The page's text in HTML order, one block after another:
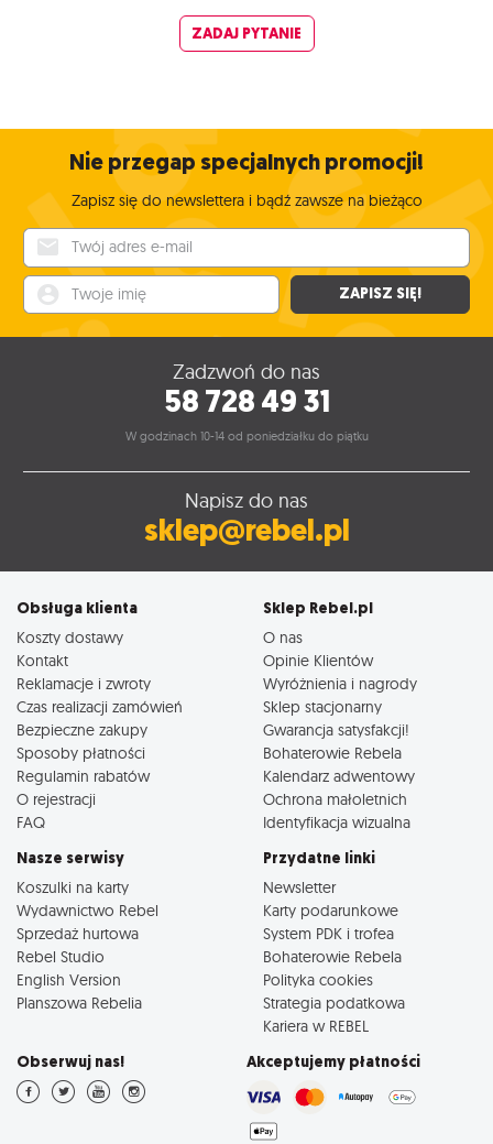
ZADAJ PYTANIE
Nie przegap specjalnych promocji!
Zapisz się do newslettera i bądź zawsze na bieżąco
ZAPISZ SIĘ!
Zadzwoń do nas
58 728 49 31
W godzinach 10-14 od poniedziałku do piątku
Napisz do nas
sklep@rebel.pl
Obsługa klienta
Koszty dostawy
Kontakt
Reklamacje i zwroty
Czas realizacji zamówień
Bezpieczne zakupy
Sposoby płatności
Regulamin rabatów
O rejestracji
FAQ
Sklep Rebel.pl
O nas
Opinie Klientów
Wyróżnienia i nagrody
Sklep stacjonarny
Gwarancja satysfakcji!
Bohaterowie Rebela
Kalendarz adwentowy
Ochrona małoletnich
Identyfikacja wizualna
Nasze serwisy
Koszulki na karty
Wydawnictwo Rebel
Sprzedaż hurtowa
Rebel Studio
English Version
Planszowa Rebelia
Przydatne linki
Newsletter
Karty podarunkowe
System PDK i trofea
Bohaterowie Rebela
Polityka cookies
Strategia podatkowa
Kariera w REBEL
Obserwuj nas! Akceptujemy płatności